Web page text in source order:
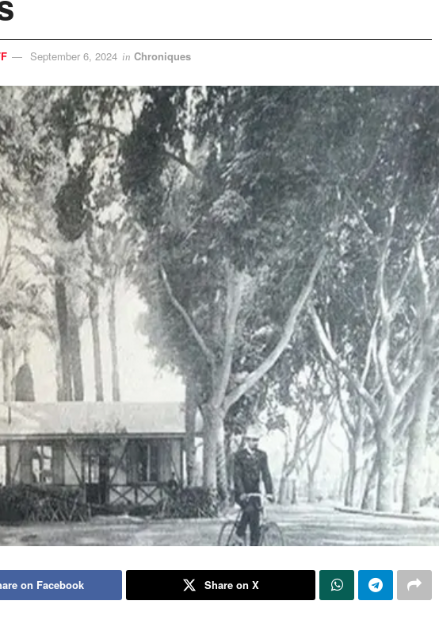
September 6, 2024 in Chroniques
on Facebook Share on X